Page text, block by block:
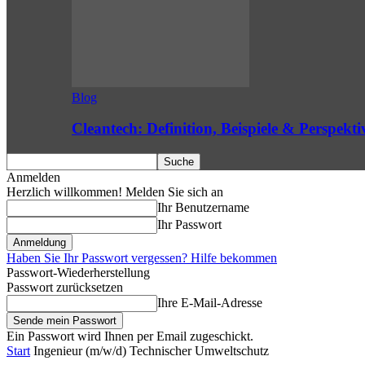
Blog
Cleantech: Definition, Beispiele &
Anmelden
Herzlich willkommen! Melden Sie sich an
Ihr Benutzername
Ihr Passwort
Haben Sie Ihr Passwort vergessen? Hilfe bekommen
Passwort-Wiederherstellung
Passwort zurücksetzen
Ihre E-Mail-Adresse
Ein Passwort wird Ihnen per Email zugeschickt.
Start Ingenieur (m/w/d) Technischer Umweltschutz